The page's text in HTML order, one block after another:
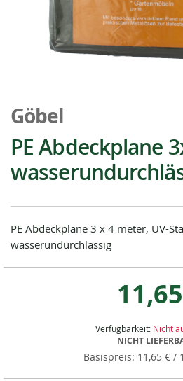
Anfang
der
Bildgalerie
springen
Göbel
PE Abdeckplane
PE Abdeckplane 3 x 4 meter, UV-
wasserundurchlässig
11,65 € /
Verfügbarkeit: Nicht
NICHT